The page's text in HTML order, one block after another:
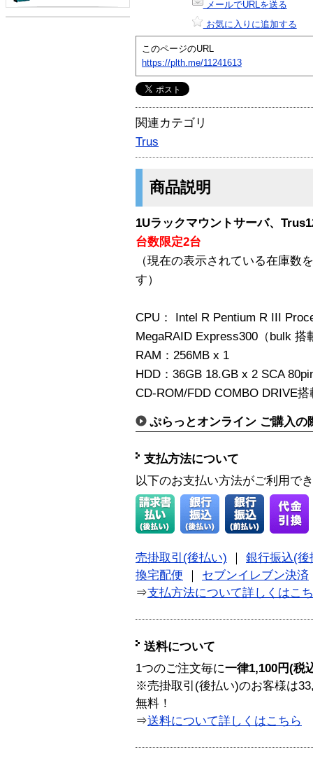
メールでURLを送る
お気に入りに追加する
このページのURL
https://plth.me/11241613
関連カテゴリ
Trus
商品説明
1Uラックマウントサーバ、
台数限定2台
（現在の表示されている在庫数
す）
CPU： Intel R Pentium R III
MegaRAID Express300（bulk 搭
RAM：256MB x 1
HDD：36GB 18.GB x 2 SCA
CD-ROM/FDD COMBO DRIVE搭
ぷらっとオンライン ご購入の
支払方法について
以下のお支払い方法がご利用で
売掛取引(後払い)
銀行振込(後
換宅配便
セブンイレブン決済
⇒支払方法について詳しくはこ
送料について
1つのご注文毎に一律1,100円(税
※売掛取引(後払い)のお客様は
無料！
⇒送料について詳しくはこちら